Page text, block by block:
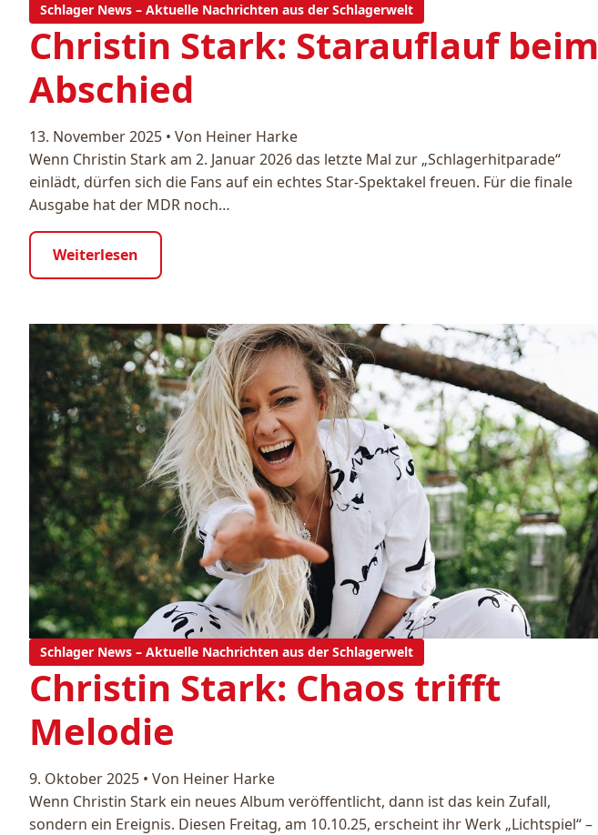
Schlager News – Aktuelle Nachrichten aus der Schlagerwelt
Christin Stark: Starauflauf beim
Abschied
13. November 2025 • Von Heiner Harke
Wenn Christin Stark am 2. Januar 2026 das letzte Mal zur „Schlagerhitparade“
einlädt, dürfen sich die Fans auf ein echtes Star-Spektakel freuen. Für die finale
Ausgabe hat der MDR noch…
Weiterlesen
Schlager News – Aktuelle Nachrichten aus der Schlagerwelt
Christin Stark: Chaos trifft
Melodie
9. Oktober 2025 • Von Heiner Harke
Wenn Christin Stark ein neues Album veröffentlicht, dann ist das kein Zufall,
sondern ein Ereignis. Diesen Freitag, am 10.10.25, erscheint ihr Werk „Lichtspiel“ –